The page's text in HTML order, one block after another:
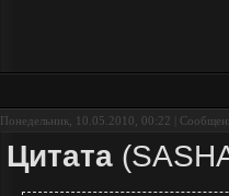
Понедельник, 10.05.2010, 00:22 |
Цитата (